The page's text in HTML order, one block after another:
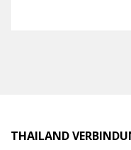
THAILAND